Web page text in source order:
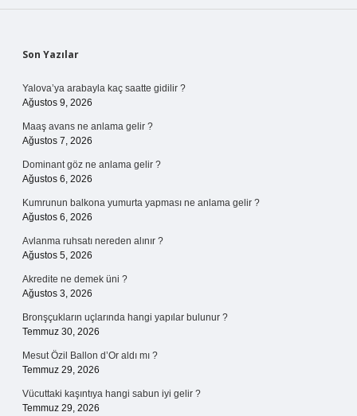
Sidebar
Son Yazılar
Yalova’ya arabayla kaç saatte gidilir ?
Ağustos 9, 2026
Maaş avans ne anlama gelir ?
Ağustos 7, 2026
Dominant göz ne anlama gelir ?
Ağustos 6, 2026
Kumrunun balkona yumurta yapması ne anlama gelir ?
Ağustos 6, 2026
Avlanma ruhsatı nereden alınır ?
Ağustos 5, 2026
Akredite ne demek üni ?
Ağustos 3, 2026
Bronşçukların uçlarında hangi yapılar bulunur ?
Temmuz 30, 2026
Mesut Özil Ballon d’Or aldı mı ?
Temmuz 29, 2026
Vücuttaki kaşıntıya hangi sabun iyi gelir ?
Temmuz 29, 2026